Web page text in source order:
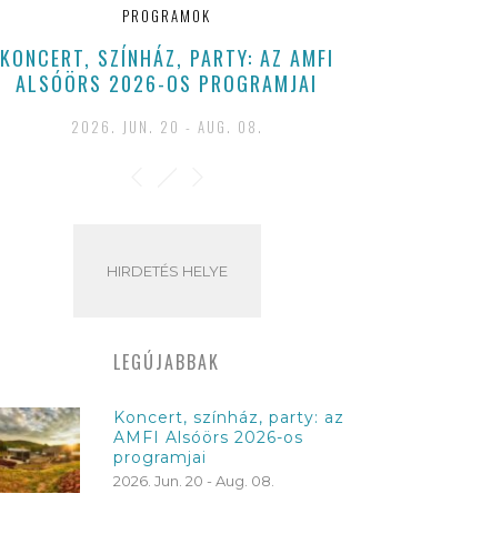
PROGRAMOK
KONCERT, SZÍNHÁZ, PARTY: AZ AMFI
ALSÓÖRS 2026-OS PROGRAMJAI
2026. JUN. 20 - AUG. 08.
HIRDETÉS HELYE
LEGÚJABBAK
Koncert, színház, party: az
AMFI Alsóörs 2026-os
programjai
2026. Jun. 20 - Aug. 08.